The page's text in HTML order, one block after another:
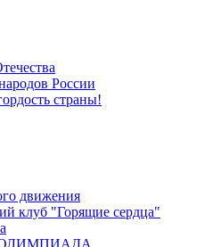
России
страны!
движения
клуб "Горящие сердца"